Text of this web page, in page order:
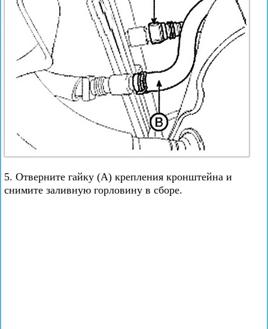
5. Отверните гайку (А) крепления кронштейна и
снимите заливную горловину в сборе.